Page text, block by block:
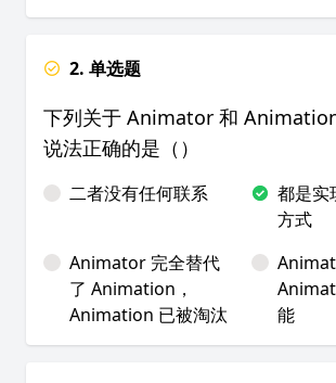
2. 单选题
下列关于 Animator 和
说法正确的是（）
二者没有任何联系
都是实
方式
Animator 完全替代
了 Animation，
Animation 已被淘汰
能